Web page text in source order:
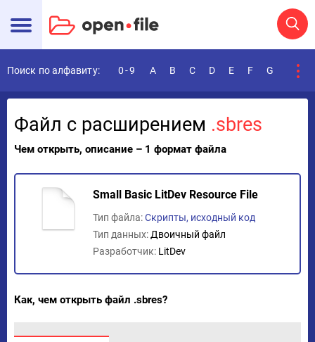
Поиск по алфавиту: 0-9 A B C D E F G
Файл с расширением .sbres
Чем открыть, описание – 1 формат файла
Small Basic LitDev Resource File
Тип файла:Скрипты, исходный код
Тип данных: Двоичный файл
Разработчик: LitDev
Как, чем открыть файл .sbres?